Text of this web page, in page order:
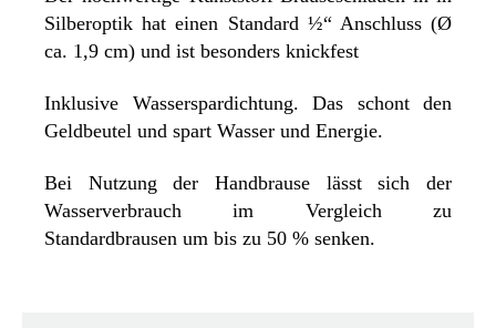
Silberoptik hat einen Standard ½“ Anschluss (Ø
ca. 1,9 cm) und ist besonders knickfest
Inklusive Wasserspardichtung. Das schont den
Geldbeutel und spart Wasser und Energie.
Bei Nutzung der Handbrause lässt sich der
Wasserverbrauch im Vergleich zu
Standardbrausen um bis zu 50 % senken.